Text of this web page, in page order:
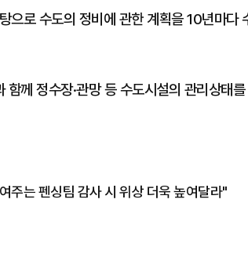
으로 수도의 정비에 관한 계획을 10년마다
께 정수장·관망 등 수도시설의 관리상태
주는 펜싱팀 감사 시 위상 더욱 높여달라"